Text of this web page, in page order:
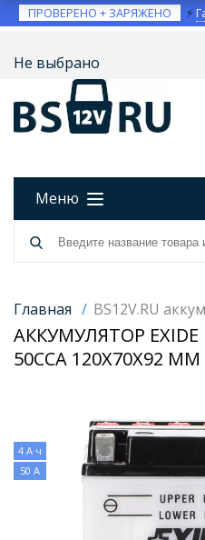
ПРОВЕРЕНО + ЗАРЯЖЕНО ⚡
Не выбрано
Меню
Главная / BS12V.RU
АККУМУЛЯТОР EXIDE
50CCA 120X70X92
4 А·ч
50 А